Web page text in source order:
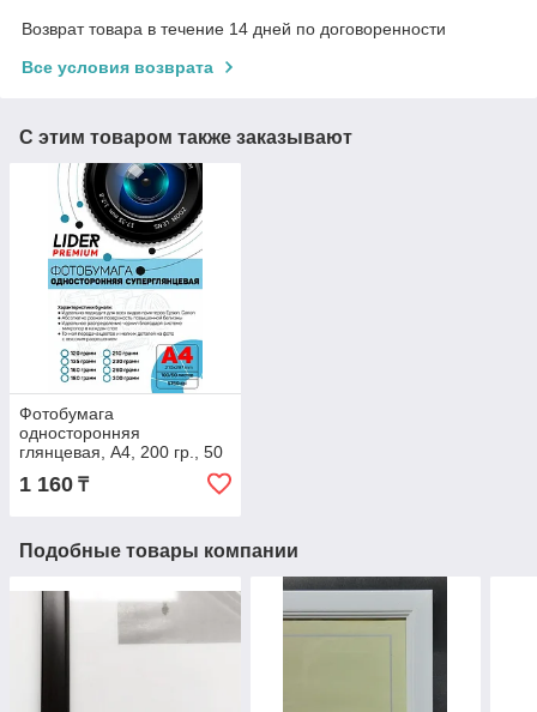
Возврат товара в течение 14 дней по договоренности
Все условия возврата
С этим товаром также заказывают
Фотобумага
односторонняя
глянцевая, A4, 200 гр., 50
л., LIDER
1 160 ₸
Подобные товары компании